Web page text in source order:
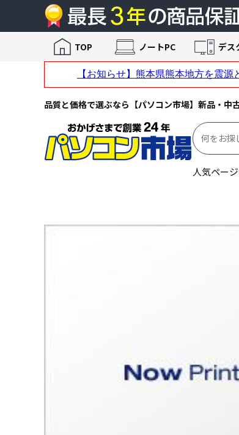
品質と価格で選ぶなら【パソコン市場】新品・中
人気ページ
TOP ノートPC デス